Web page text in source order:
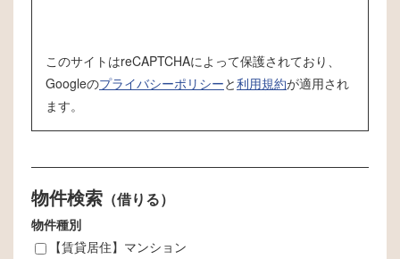
このサイトはreCAPTCHAによって保護されており、
Googleのプライバシーポリシーと利用規約が適用され
ます。
物件検索 （借りる）
物件種別
【賃貸居住】マンション